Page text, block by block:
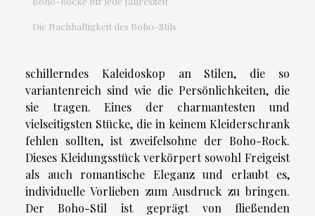
Die Nachhaltigkeit des Boho-Stils
schillerndes Kaleidoskop an Stilen, die so
variantenreich sind wie die Persönlichkeiten, die
sie tragen. Eines der charmantesten und
vielseitigsten Stücke, die in keinem Kleiderschrank
fehlen sollten, ist zweifelsohne der Boho-Rock.
Dieses Kleidungsstück verkörpert sowohl Freigeist
als auch romantische Eleganz und erlaubt es,
individuelle Vorlieben zum Ausdruck zu bringen.
Der Boho-Stil ist geprägt von fließenden